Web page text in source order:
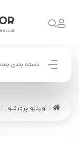
دسته بندی
ویدئو پروژکتور